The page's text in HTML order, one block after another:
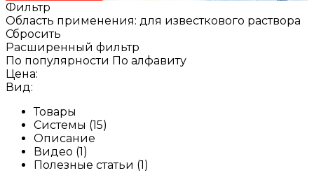
Фильтр
Область применения: для известкового раствора
Сбросить
Расширенный фильтр
По популярности По алфавиту
Цена:
Вид:
Товары
Системы (15)
Описание
Видео (1)
Полезные статьи (1)